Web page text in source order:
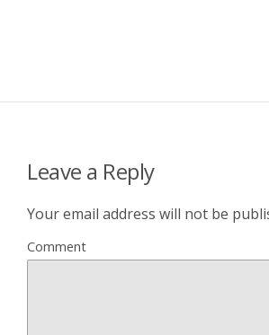
Leave a Reply
Your email address will not be
Comment